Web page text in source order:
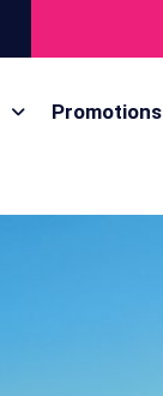
Promotions